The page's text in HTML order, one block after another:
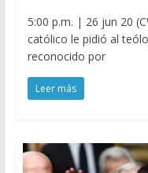
5:00 p.m. | 26 jun 20
católico le pidió al
reconocido por
Leer más